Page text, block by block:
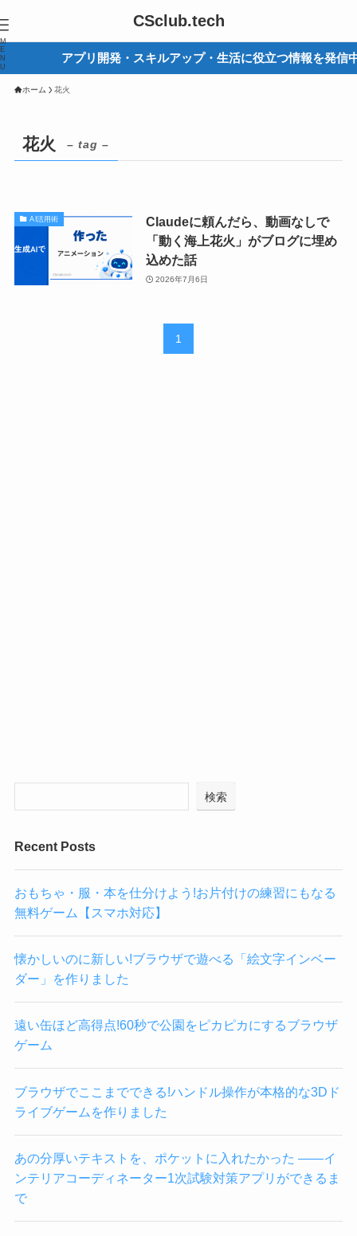
CSclub.tech
M
E
N
U
アプリ開発・スキルアップ・生活に役立つ情報を発信中
ホーム 花火
花火 – tag –
AI活用術
Claudeに頼んだら、動画なしで
「動く海上花火」がブログに埋め
込めた話
2026年7月6日
1
検索
Recent Posts
おもちゃ・服・本を仕分けよう!お片付けの練習にもなる
無料ゲーム【スマホ対応】
懐かしいのに新しい!ブラウザで遊べる「絵文字インベー
ダー」を作りました
遠い缶ほど高得点!60秒で公園をピカピカにするブラウザ
ゲーム
ブラウザでここまでできる!ハンドル操作が本格的な3Dド
ライブゲームを作りました
あの分厚いテキストを、ポケットに入れたかった ——イ
ンテリアコーディネーター1次試験対策アプリができるま
で